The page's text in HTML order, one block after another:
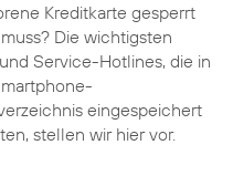
Kreditkarte gesperrt
Die wichtigsten
Service-Hotlines, die in
eingespeichert
stellen wir hier vor.